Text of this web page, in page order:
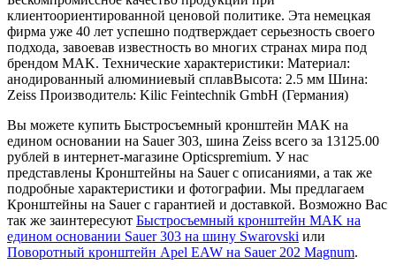
клиентоориентированной ценовой политике. Эта немецкая
фирма уже 40 лет успешно подтверждает серьезность своего
подхода, завоевав известность во многих странах мира под
брендом MAK. Технические характеристики: Материал:
анодированный алюминиевый сплавВысота: 2.5 мм Шина:
Zeiss Производитель: Kilic Feintechnik GmbH (Германия)
Вы можете купить Быстросъемный кронштейн MAK на
едином основании на Sauer 303, шина Zeiss всего за 13125.00
рублей в интернет-магазине Opticspremium. У нас
представлены Кронштейны на Sauer с описаниями, а так же
подробные характеристики и фотографии. Мы предлагаем
Кронштейны на Sauer с гарантией и доставкой. Возможно Вас
так же заинтересуют Быстросъемный кронштейн MAK на
едином основании Sauer 303 на шину Swarovski или
Поворотный кронштейн Apel EAW на Sauer 202 Magnum.